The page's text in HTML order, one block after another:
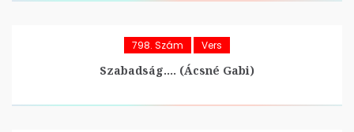
798. Szám Vers
Szabadság…. (Ácsné Gabi)